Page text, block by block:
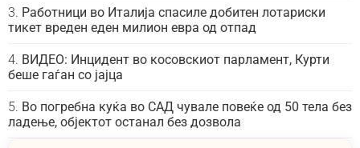
Работници во Италија спасиле добитен лотариски
тикет вреден еден милион евра од отпад
ВИДЕО: Инцидент во косовскиот парламент, Курти
беше гаѓан со јајца
Во погребна куќа во САД чувале повеќе од 50 тела без
ладење, објектот останал без дозвола